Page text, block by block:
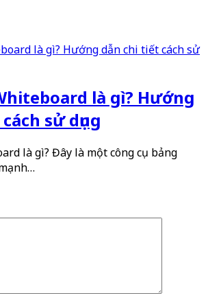
là gì? Hướng
sử dụng
là gì? Đây là một công cụ bảng